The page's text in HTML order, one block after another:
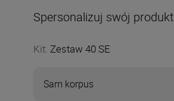
Spersonalizuj swój produkt
Kit: Zestaw 40 SE
Sam korpus